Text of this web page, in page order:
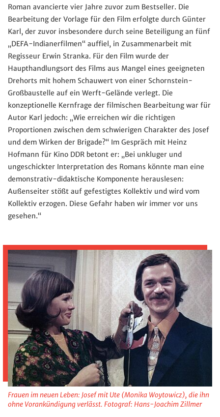
Roman avancierte vier Jahre zuvor zum Bestseller. Die
Bearbeitung der Vorlage für den Film erfolgte durch Günter
Karl, der zuvor insbesondere durch seine Beteiligung an fünf
„DEFA-Indianerfilmen“ auffiel, in Zusammenarbeit mit
Regisseur Erwin Stranka. Für den Film wurde der
Haupthandlungsort des Films aus Mangel eines geeigneten
Drehorts mit hohem Schauwert von einer Schornstein-
Großbaustelle auf ein Werft-Gelände verlegt. Die
konzeptionelle Kernfrage der filmischen Bearbeitung war für
Autor Karl jedoch: „Wie erreichen wir die richtigen
Proportionen zwischen dem schwierigen Charakter des Josef
und dem Wirken der Brigade?“ Im Gespräch mit Heinz
Hofmann für Kino DDR betont er: „Bei unkluger und
ungeschickter Interpretation des Romans könnte man eine
demonstrativ-didaktische Komponente herauslesen:
Außenseiter stößt auf gefestigtes Kollektiv und wird vom
Kollektiv erzogen. Diese Gefahr haben wir immer vor uns
gesehen.“
Frauen im neuen Leben: Josef mit Ute (Monika Woytowicz), die ihn
ohne Vorankündigung verlässt. Fotograf: Hans-Joachim Zillmer